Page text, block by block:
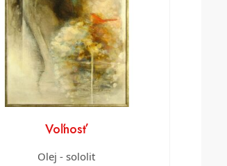
Voľnosť
Olej - sololit